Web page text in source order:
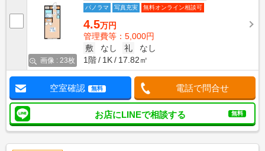
画像 : 23枚
パノラマ
写真充実 無料オンライン相談可
4.5万円
管理費等：5,000円
敷
なし 礼
なし
1階
1K 17.82㎡
空室確認 無料 電話で問合せ
お店にLINEで相談する 無料